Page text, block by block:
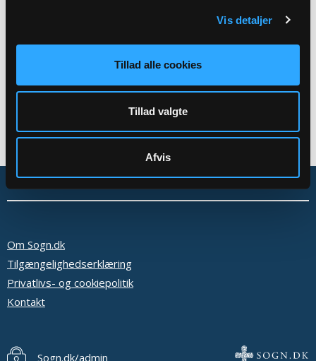
Vis detaljer
Tillad alle cookies
Tillad valgte
Afvis
Om Sogn.dk
Tilgængelighedserklæring
Privatlivs- og cookiepolitik
Kontakt
Sogn.dk/admin